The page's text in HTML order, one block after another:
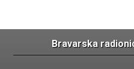
Bravarska